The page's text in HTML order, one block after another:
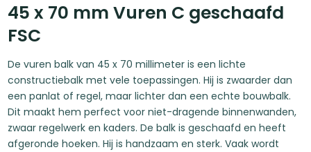
45 x 70 mm Vuren C geschaafd
FSC
De vuren balk van 45 x 70 millimeter is een lichte
constructiebalk met vele toepassingen. Hij is zwaarder dan
een panlat of regel, maar lichter dan een echte bouwbalk.
Dit maakt hem perfect voor niet-dragende binnenwanden,
zwaar regelwerk en kaders. De balk is geschaafd en heeft
afgeronde hoeken. Hij is handzaam en sterk. Vaak wordt